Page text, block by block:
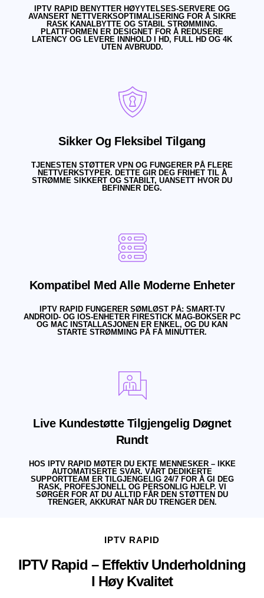
IPTV RAPID BENYTTER HØYYTELSES-SERVERE OG
AVANSERT NETTVERKSOPTIMALISERING FOR Å SIKRE
RASK KANALBYTTE OG STABIL STRØMMING.
PLATTFORMEN ER DESIGNET FOR Å REDUSERE
LATENCY OG LEVERE INNHOLD I HD, FULL HD OG 4K
UTEN AVBRUDD.
Sikker Og Fleksibel Tilgang
TJENESTEN STØTTER VPN OG FUNGERER PÅ FLERE
NETTVERKSTYPER. DETTE GIR DEG FRIHET TIL Å
STRØMME SIKKERT OG STABILT, UANSETT HVOR DU
BEFINNER DEG.
Kompatibel Med Alle Moderne Enheter
IPTV RAPID FUNGERER SØMLØST PÅ: SMART-TV
ANDROID- OG IOS-ENHETER FIRESTICK MAG-BOKSER PC
OG MAC INSTALLASJONEN ER ENKEL, OG DU KAN
STARTE STRØMMING PÅ FÅ MINUTTER.
Live Kundestøtte Tilgjengelig Døgnet
Rundt
HOS IPTV RAPID MØTER DU EKTE MENNESKER – IKKE
AUTOMATISERTE SVAR. VÅRT DEDIKERTE
SUPPORTTEAM ER TILGJENGELIG 24/7 FOR Å GI DEG
RASK, PROFESJONELL OG PERSONLIG HJELP. VI
SØRGER FOR AT DU ALLTID FÅR DEN STØTTEN DU
TRENGER, AKKURAT NÅR DU TRENGER DEN.
IPTV RAPID
IPTV Rapid – Effektiv Underholdning
I Høy Kvalitet